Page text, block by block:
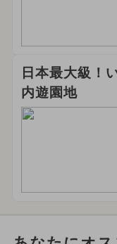
日本最大級！
内遊園地